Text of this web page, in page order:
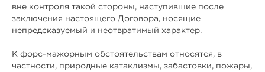
вне контроля такой стороны, наступившие после
заключения настоящего Договора, носящие
непредсказуемый и неотвратимый характер.
К форс-мажорным обстоятельствам относятся, в
частности, природные катаклизмы, забастовки, пожары,